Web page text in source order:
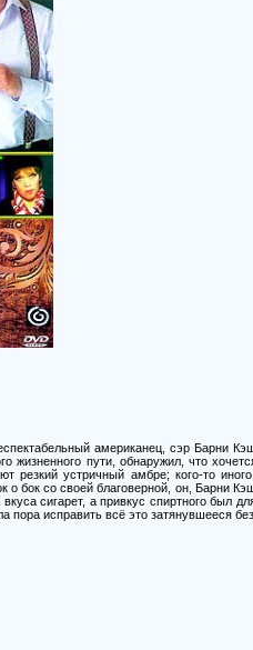
американец, сэр Барни
жизненного пути, обнаружил, что
резкий устричный амбре; кого-то
о бок со своей благоверной, он, Барни
сигарет, а привкус спиртного был
исправить всё это затянувшееся